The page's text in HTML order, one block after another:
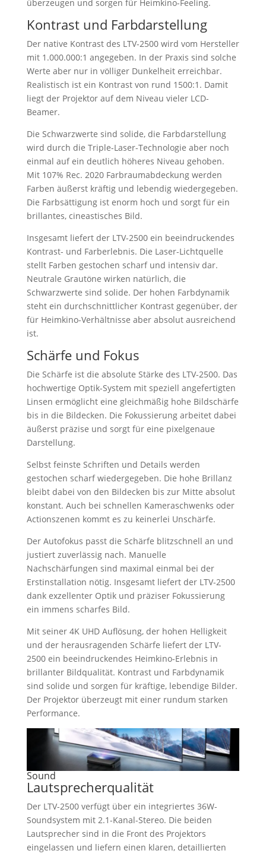
überzeugen und sorgen für Heimkino-Feeling.
Kontrast und Farbdarstellung
Der native Kontrast des LTV-2500 wird vom Hersteller
mit 1.000.000:1 angegeben. In der Praxis sind solche
Werte aber nur in völliger Dunkelheit erreichbar.
Realistisch ist ein Kontrast von rund 1500:1. Damit
liegt der Projektor auf dem Niveau vieler LCD-
Beamer.
Die Schwarzwerte sind solide, die Farbdarstellung
wird durch die Triple-Laser-Technologie aber noch
einmal auf ein deutlich höheres Niveau gehoben.
Mit 107% Rec. 2020 Farbraumabdeckung werden
Farben äußerst kräftig und lebendig wiedergegeben.
Die Farbsättigung ist enorm hoch und sorgt für ein
brillantes, cineastisches Bild.
Insgesamt liefert der LTV-2500 ein beeindruckendes
Kontrast- und Farberlebnis. Die Laser-Lichtquelle
stellt Farben gestochen scharf und intensiv dar.
Neutrale Grautöne wirken natürlich, die
Schwarzwerte sind solide. Der hohen Farbdynamik
steht ein durchschnittlicher Kontrast gegenüber, der
für Heimkino-Verhältnisse aber absolut ausreichend
ist.
Schärfe und Fokus
Die Schärfe ist die absolute Stärke des LTV-2500. Das
hochwertige Optik-System mit speziell angefertigten
Linsen ermöglicht eine gleichmäßig hohe Bildschärfe
bis in die Bildecken. Die Fokussierung arbeitet dabei
äußerst präzise und sorgt für eine pixelgenaue
Darstellung.
Selbst feinste Schriften und Details werden
gestochen scharf wiedergegeben. Die hohe Brillanz
bleibt dabei von den Bildecken bis zur Mitte absolut
konstant. Auch bei schnellen Kameraschwenks oder
Actionszenen kommt es zu keinerlei Unschärfe.
Der Autofokus passt die Schärfe blitzschnell an und
justiert zuverlässig nach. Manuelle
Nachschärfungen sind maximal einmal bei der
Erstinstallation nötig. Insgesamt liefert der LTV-2500
dank exzellenter Optik und präziser Fokussierung
ein immens scharfes Bild.
Mit seiner 4K UHD Auflösung, der hohen Helligkeit
und der herausragenden Schärfe liefert der LTV-
2500 ein beeindruckendes Heimkino-Erlebnis in
brillanter Bildqualität. Kontrast und Farbdynamik
sind solide und sorgen für kräftige, lebendige Bilder.
Der Projektor überzeugt mit einer rundum starken
Performance.
Sound
Lautsprecherqualität
Der LTV-2500 verfügt über ein integriertes 36W-
Soundsystem mit 2.1-Kanal-Stereo. Die beiden
Lautsprecher sind in die Front des Projektors
eingelassen und liefern einen klaren, detaillierten